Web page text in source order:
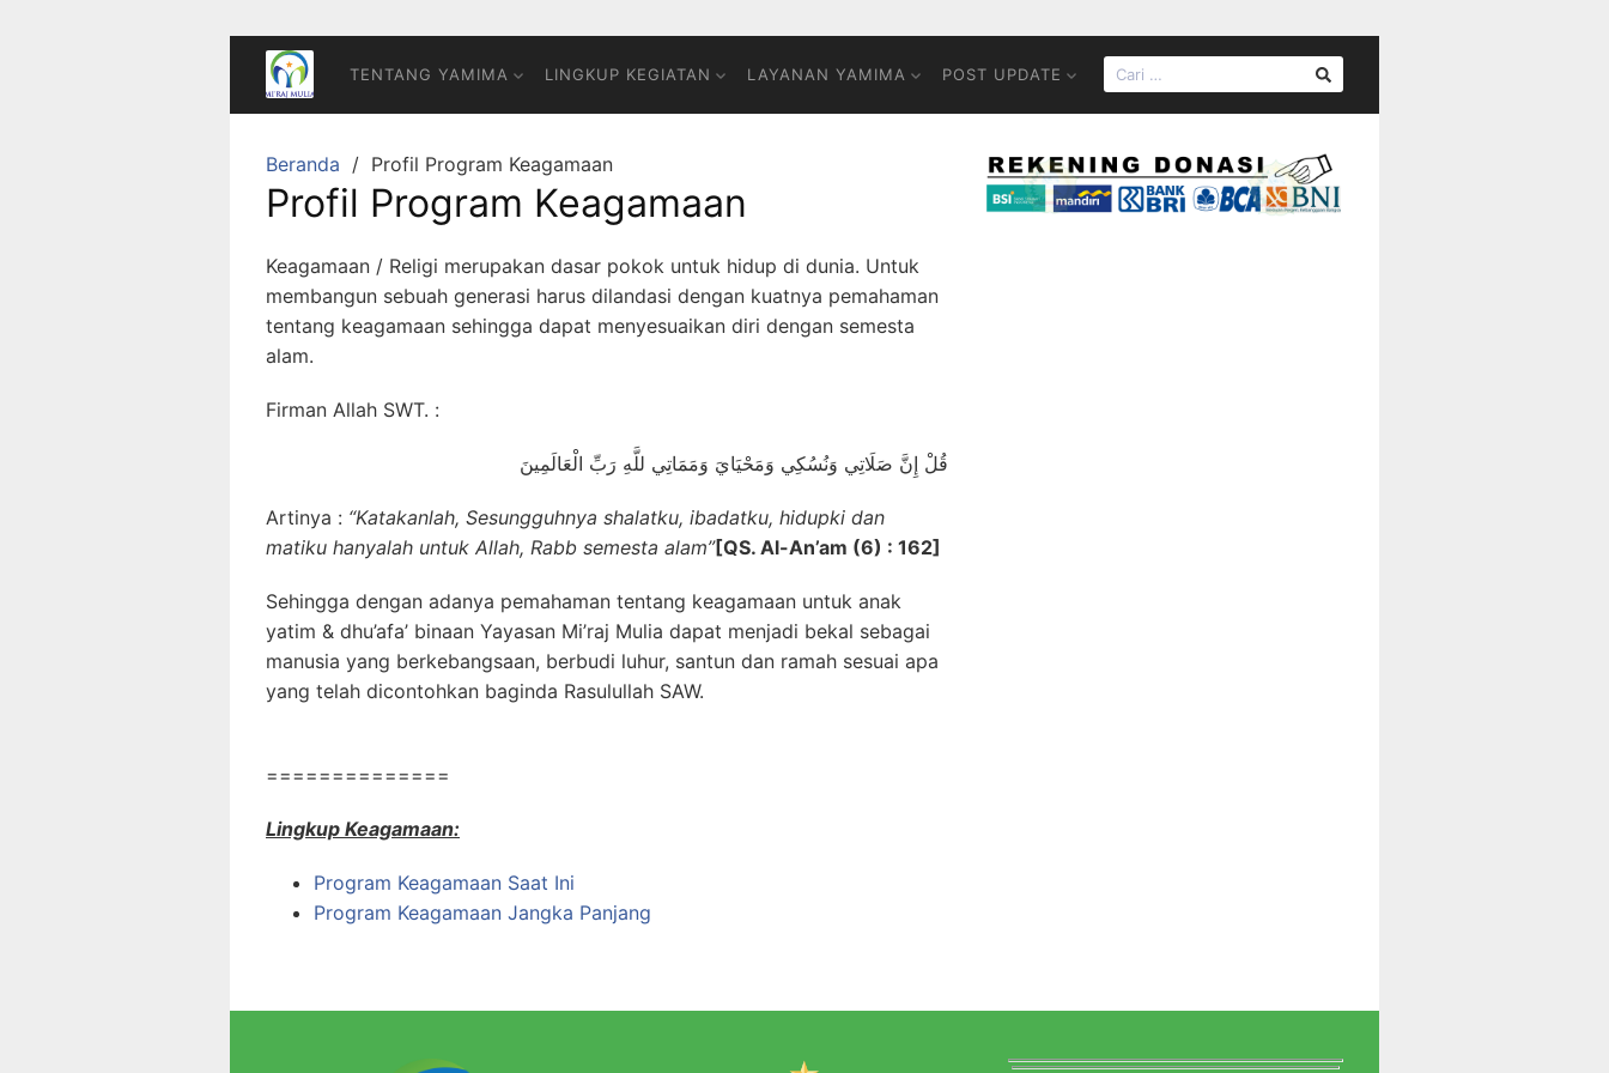
TENTANG YAMIMA LINGKUP KEGIATAN LAYANAN YAMIMA POST UPDATE
CARI
UNTUK:
Beranda Profil Program Keagamaan
Profil Program Keagamaan
Keagamaan / Religi merupakan dasar pokok untuk hidup di dunia. Untuk
membangun sebuah generasi harus dilandasi dengan kuatnya pemahaman
tentang keagamaan sehingga dapat menyesuaikan diri dengan semesta
alam.
Firman Allah SWT. :
قُلْ إِنَّ صَلَاتِي وَنُسُكِي وَمَحْيَايَ وَمَمَاتِي للَّهِ رَبِّ الْعَالَمِينَ
Artinya : “Katakanlah, Sesungguhnya shalatku, ibadatku, hidupki dan
matiku hanyalah untuk Allah, Rabb semesta alam”[QS. Al-An’am (6) : 162]
Sehingga dengan adanya pemahaman tentang keagamaan untuk anak
yatim & dhu’afa’ binaan Yayasan Mi’raj Mulia dapat menjadi bekal sebagai
manusia yang berkebangsaan, berbudi luhur, santun dan ramah sesuai apa
yang telah dicontohkan baginda Rasulullah SAW.
==============
Lingkup Keagamaan:
Program Keagamaan Saat Ini
Program Keagamaan Jangka Panjang